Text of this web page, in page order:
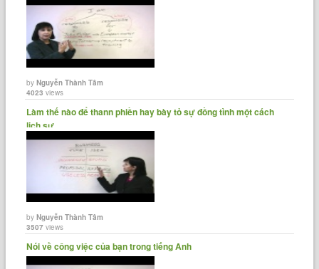
byNguyễn Thành Tâm
4023 views
Làm thế nào để thann phiền hay bày tỏ sự đồng tình một cách
lịch sự......
byNguyễn Thành Tâm
3507 views
Nói về công việc của bạn trong tiếng Anh